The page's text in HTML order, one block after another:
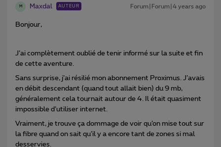
M Maxdal AUTEUR Forum|Forum|4 years ago
Bonjour,
J’ai complètement oublié de tenir informé sur la suite et fin
de cette aventure.
Sans surprise, j’ai résilié mon abonnement Proximus. J’avais
en débit descendant (quand tout allait bien) du 9 mb,
généralement cela tournait autour de 4. Il était quasiment
impossible d’utiliser internet.
Vraiment, je trouve ça dommage de voir qu’on mise tout sur
la fibre quand on sait qu’il y a encore tant de zones si mal
desservies.